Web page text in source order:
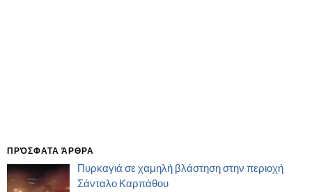
ΠΡΌΣΦΑΤΑ ΆΡΘΡΑ
Πυρκαγιά σε χαμηλή βλάστηση στην περιοχή
Σάνταλο Καρπάθου